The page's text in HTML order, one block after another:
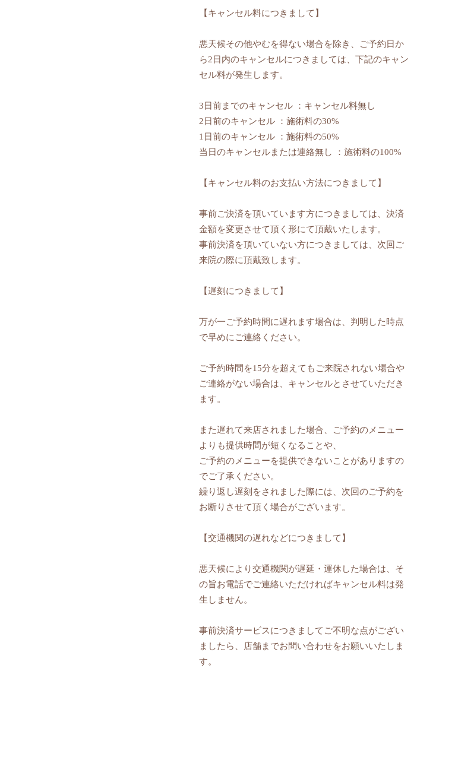
【キャンセル料につきまして】
悪天候その他やむを得ない場合を除き、ご予約日か
ら2日内のキャンセルにつきましては、下記のキャン
セル料が発生します。
3日前までのキャンセル ：キャンセル料無し
2日前のキャンセル ：施術料の30%
1日前のキャンセル ：施術料の50%
当日のキャンセルまたは連絡無し ：施術料の100%
【キャンセル料のお支払い方法につきまして】
事前ご決済を頂いています方につきましては、決済
金額を変更させて頂く形にて頂戴いたします。
事前決済を頂いていない方につきましては、次回ご
来院の際に頂戴致します。
【遅刻につきまして】
万が一ご予約時間に遅れます場合は、判明した時点
で早めにご連絡ください。
ご予約時間を15分を超えてもご来院されない場合や
ご連絡がない場合は、キャンセルとさせていただき
ます。
また遅れて来店されました場合、ご予約のメニュー
よりも提供時間が短くなることや、
ご予約のメニューを提供できないことがありますの
でご了承ください。
繰り返し遅刻をされました際には、次回のご予約を
お断りさせて頂く場合がございます。
【交通機関の遅れなどにつきまして】
悪天候により交通機関が遅延・運休した場合は、そ
の旨お電話でご連絡いただければキャンセル料は発
生しません。
事前決済サービスにつきましてご不明な点がござい
ましたら、店舗までお問い合わせをお願いいたしま
す。